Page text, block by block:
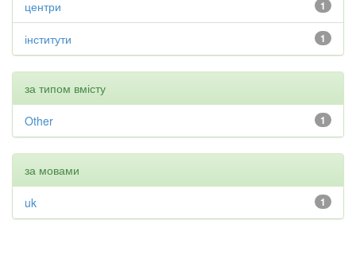
1
центри
1
інститути
за типом вмісту
1
Other
за мовами
1
uk